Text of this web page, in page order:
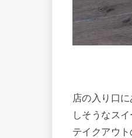
店の入り口
しそうなスイ
テイクアウ